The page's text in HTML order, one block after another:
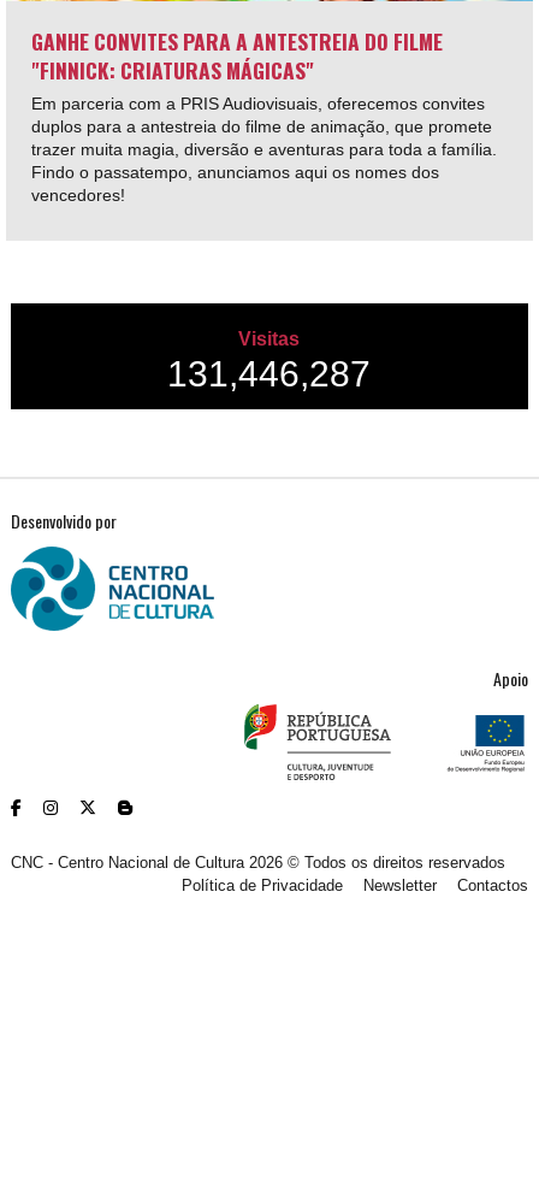
GANHE CONVITES PARA A ANTESTREIA DO FILME
"FINNICK: CRIATURAS MÁGICAS"
Em parceria com a PRIS Audiovisuais, oferecemos convites
duplos para a antestreia do filme de animação, que promete
trazer muita magia, diversão e aventuras para toda a família.
Findo o passatempo, anunciamos aqui os nomes dos
vencedores!
Visitas
131,446,287
Desenvolvido por
Apoio
CNC - Centro Nacional de Cultura 2026 © Todos os direitos reservados
Política de Privacidade
Newsletter Contactos